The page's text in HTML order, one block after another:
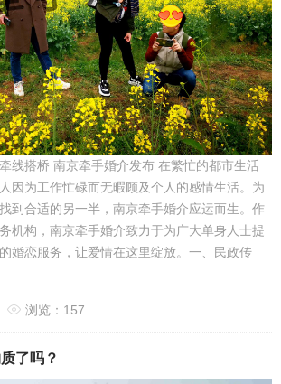
线搭桥 南京牵手婚介发布 在繁忙的都市生活
因为工作忙碌而无暇顾及个人的感情生活。为
到合适的另一半，南京牵手婚介应运而生。作
机构，南京牵手婚介致力于为广大单身人士提
婚恋服务，让爱情在这里绽放。一、民政传
浏览：157
了吗？